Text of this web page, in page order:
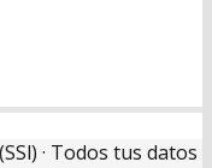
· Todos tus datos